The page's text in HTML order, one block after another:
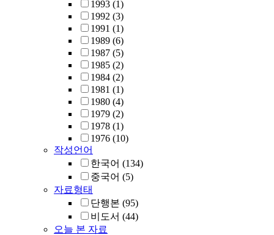
1993 (1)
1992 (3)
1991 (1)
1989 (6)
1987 (5)
1985 (2)
1984 (2)
1981 (1)
1980 (4)
1979 (2)
1978 (1)
1976 (10)
작성언어
한국어 (134)
중국어 (5)
자료형태
단행본 (95)
비도서 (44)
오늘 본 자료